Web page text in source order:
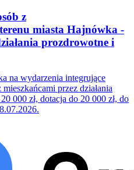
z
miasta Hajnówka -
prozdrowotne i
na wydarzenia integrujące
przez działania
000 zł, dotacja do 20 000 zł, do